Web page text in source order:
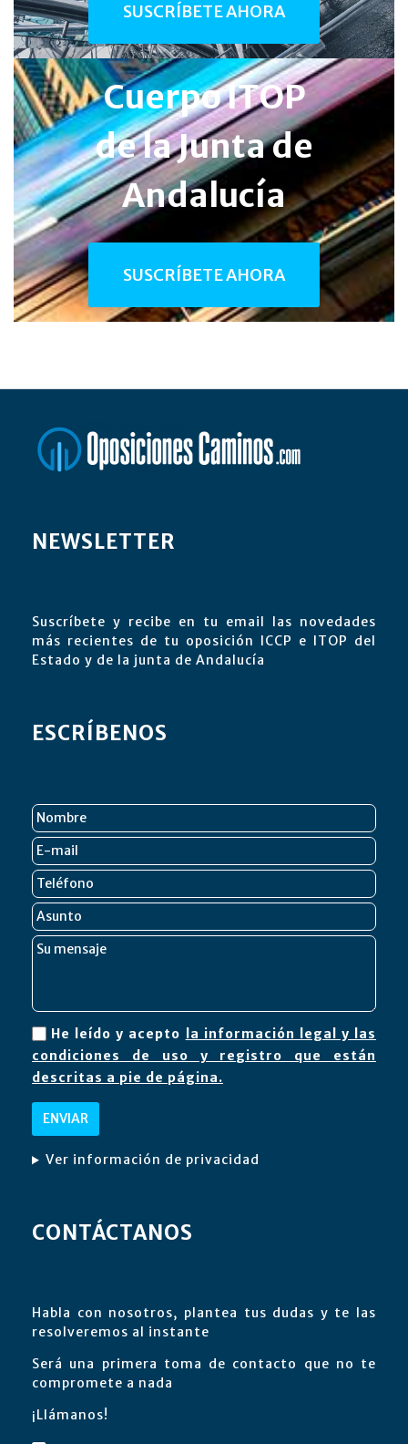
SUSCRÍBETE AHORA
Cuerpo ITOP
de laJunta de
Andalucía
SUSCRÍBETE AHORA
NEWSLETTER
Suscríbete y recibe en tu email las novedades
más recientes de tu oposición ICCP e ITOP del
Estado y de la junta de Andalucía
ESCRÍBENOS
He leído y acepto
la información legal y las
condiciones de uso y registro que están
descritas a pie de página.
Ver información de privacidad
CONTÁCTANOS
Habla con nosotros, plantea tus dudas y te las
resolveremos al instante
Será una primera toma de contacto que no te
compromete a nada
¡Llámanos!